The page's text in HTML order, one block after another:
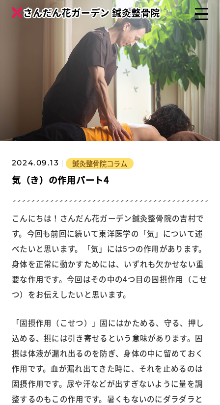
2024.09.13 鍼灸整骨院コラム
気（き）の作用パート4
こんにちは！さんだん花ガーデン鍼灸整骨院の吉村で
す。今回も前回に続いて東洋医学の「気」について述
べたいと思います。「気」には5つの作用があります。
身体を正常に動かすためには、いずれも欠かせない重
要な作用です。今回はその中の4つ目の固摂作用（こせ
つ）をお伝えしたいと思います。
「固摂作用（こせつ）」固にはかためる、守る、押し
込める、摂には引き寄せるという意味があります。固
摂は体液が漏れ出るのを防ぎ、身体の中に留めておく
作用です。血が漏れ出てきた時に、それを止めるのは
固摂作用です。尿や汗などが出すぎないように量を調
整するのもこの作用です。暑くもないのにダラダラと